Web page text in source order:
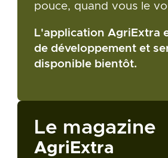
pouce, quand vous le
L'application AgriExtra
de développement et
disponible bientôt.
Le magazine
AgriExtra